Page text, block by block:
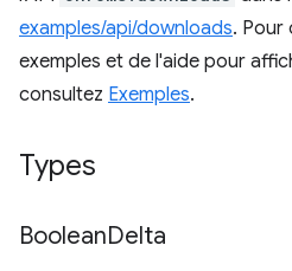
examples/api/downloads. Pour
exemples et de l'aide pour
consultez Exemples.
Types
BooleanDelta